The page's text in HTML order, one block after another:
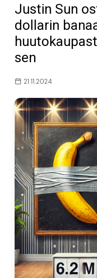
Justin Sun
dollarin
sen
21.11.2024